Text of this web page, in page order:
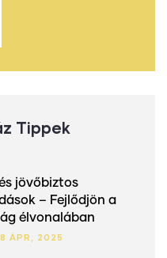
Tippek
jövőbiztos
– Fejlődjön a
élvonalában
ÁPR, 2025